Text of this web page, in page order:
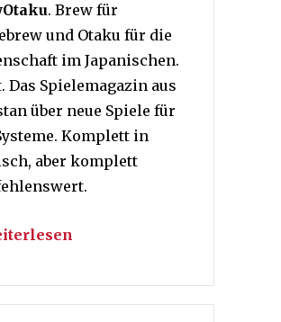
. Brew für
und Otaku für die
im Japanischen.
Das Spielemagazin aus
über neue Spiele für
Komplett in
aber komplett